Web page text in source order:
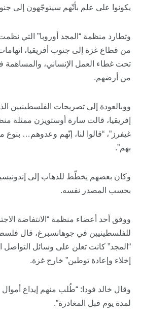
يكونوا على علم بأنّهم سيتوجّهون إلى
وتطارد منظمة “المجد أوروبا” التي
من قطاع غزة إلى جنوب أفريقيا، اتهامات
تحت غطاء العمل الإنساني، والمساهمة
من أرضهم.
ووبالعودة إلى تصريحات الفلسطينيين
إفريقيا، قالت سارة أوستويزن ممثلة
غيفرز”، “قالوا لنا، إنّهم وعدوهم…
بهم”.
وكان بعضهم يخطّط للذهاب إلى إندونيسيا
بحسب المصدر نفسه.
ووفق أحد أعضاء منظمة “الانتفاضة
للفلسطينيين في جوهانسبرغ، قال
“المجد” كانت تعلن على وسائل التواصل
إخلاء وإعادة توطين” خارج غزة.
وقال خالد فودا: “طُلب منهم إيداع
لمدة يوم قبل المغادرة”.